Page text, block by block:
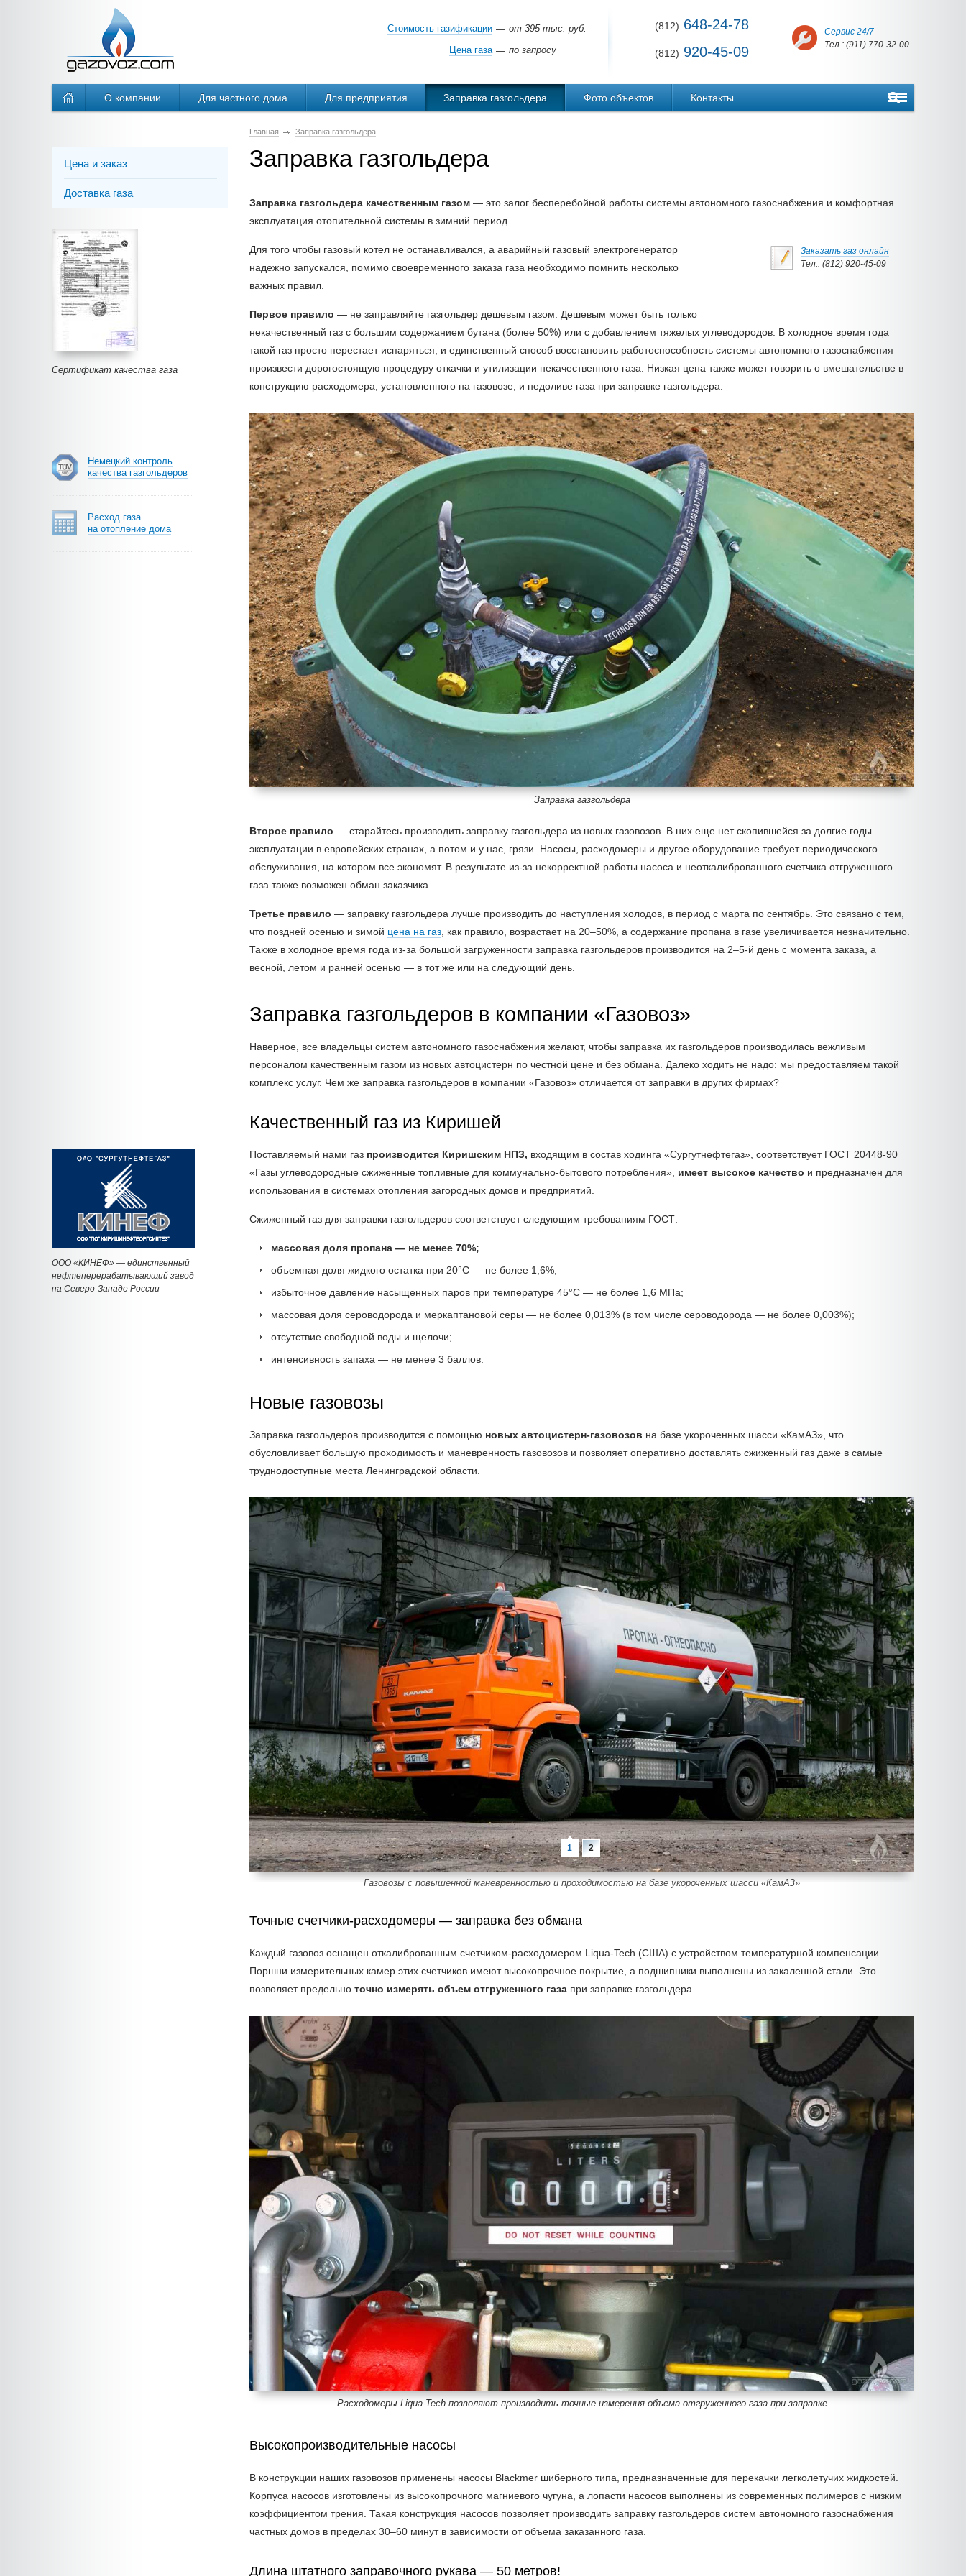
Сервис 24/7
Тел.: (911) 770-32-00
(812) 648-24-78
(812) 920-45-09
Стоимость газификации — от 395 тыс. руб.
Цена газа — по запросу
О компании Для частного дома Для предприятия Заправка газгольдера Фото объектов Контакты
Главная Заправка газгольдера
Заправка газгольдера
Заправка газгольдера качественным газом — это залог бесперебойной работы системы автономного газоснабжения и комфортная
эксплуатация отопительной системы в зимний период.
Заказать газ онлайн
Тел.: (812) 920-45-09
Для того чтобы газовый котел не останавливался, а аварийный газовый электрогенератор
надежно запускался, помимо своевременного заказа газа необходимо помнить несколько
важных правил.
Первое правило — не заправляйте газгольдер дешевым газом. Дешевым может быть только
некачественный газ с большим содержанием бутана (более 50%) или с добавлением тяжелых углеводородов. В холодное время года
такой газ просто перестает испаряться, и единственный способ восстановить работоспособность системы автономного газоснабжения —
произвести дорогостоящую процедуру откачки и утилизации некачественного газа. Низкая цена также может говорить о вмешательстве в
конструкцию расходомера, установленного на газовозе, и недоливе газа при заправке газгольдера.
Заправка газгольдера
Второе правило — старайтесь производить заправку газгольдера из новых газовозов. В них еще нет скопившейся за долгие годы
эксплуатации в европейских странах, а потом и у нас, грязи. Насосы, расходомеры и другое оборудование требует периодического
обслуживания, на котором все экономят. В результате из-за некорректной работы насоса и неоткалиброванного счетчика отгруженного
газа также возможен обман заказчика.
Третье правило — заправку газгольдера лучше производить до наступления холодов, в период с марта по сентябрь. Это связано с тем,
что поздней осенью и зимой цена на газ, как правило, возрастает на 20–50%, а содержание пропана в газе увеличивается незначительно.
Также в холодное время года из-за большой загруженности заправка газгольдеров производится на 2–5-й день с момента заказа, а
весной, летом и ранней осенью — в тот же или на следующий день.
Заправка газгольдеров в компании «Газовоз»
Наверное, все владельцы систем автономного газоснабжения желают, чтобы заправка их газгольдеров производилась вежливым
персоналом качественным газом из новых автоцистерн по честной цене и без обмана. Далеко ходить не надо: мы предоставляем такой
комплекс услуг. Чем же заправка газгольдеров в компании «Газовоз» отличается от заправки в других фирмах?
Качественный газ из Киришей
ООО «КИНЕФ» — единственный
нефтеперерабатывающий завод
на Северо-Западе России
Поставляемый нами газ производится Киришским НПЗ, входящим в состав ходинга «Сургутнефтегаз», соответствует ГОСТ 20448-90
«Газы углеводородные сжиженные топливные для коммунально-бытового потребления», имеет высокое качество и предназначен для
использования в системах отопления загородных домов и предприятий.
Сжиженный газ для заправки газгольдеров соответствует следующим требованиям ГОСТ:
массовая доля пропана — не менее 70%;
объемная доля жидкого остатка при 20°С — не более 1,6%;
избыточное давление насыщенных паров при температуре 45°С — не более 1,6 МПа;
массовая доля сероводорода и меркаптановой серы — не более 0,013% (в том числе сероводорода — не более 0,003%);
отсутствие свободной воды и щелочи;
интенсивность запаха — не менее 3 баллов.
Новые газовозы
Заправка газгольдеров производится с помощью новых автоцистерн-газовозов на базе укороченных шасси «КамАЗ», что
обусловливает большую проходимость и маневренность газовозов и позволяет оперативно доставлять сжиженный газ даже в самые
труднодоступные места Ленинградской области.
Газовозы с повышенной маневренностью и проходимостью на базе укороченных шасси «КамАЗ»
Точные счетчики-расходомеры — заправка без обмана
Каждый газовоз оснащен откалиброванным счетчиком-расходомером Liqua-Tech (США) с устройством температурной компенсации.
Поршни измерительных камер этих счетчиков имеют высокопрочное покрытие, а подшипники выполнены из закаленной стали. Это
позволяет предельно точно измерять объем отгруженного газа при заправке газгольдера.
Расходомеры Liqua-Tech позволяют производить точные измерения объема отгруженного газа при заправке
Высокопроизводительные насосы
В конструкции наших газовозов применены насосы Blackmer шиберного типа, предназначенные для перекачки легколетучих жидкостей.
Корпуса насосов изготовлены из высокопрочного магниевого чугуна, а лопасти насосов выполнены из современных полимеров с низким
коэффициентом трения. Такая конструкция насосов позволяет производить заправку газгольдеров систем автономного газоснабжения
частных домов в пределах 30–60 минут в зависимости от объема заказанного газа.
Длина штатного заправочного рукава — 50 метров!
Цена и заказ
Доставка газа
Сертификат качества газа
Немецкий контроль
качества газгольдеров
Расход газа
на отопление дома